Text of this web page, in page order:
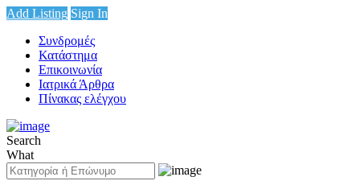
Add Listing Sign In
Συνδρομές
Κατάστημα
Επικοινωνία
Ιατρικά Άρθρα
Πίνακας ελέγχου
Search
What